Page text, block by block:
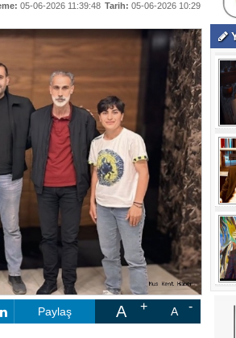
05-06-2026 11:39:48 Tarih: 05-06-2026 10:29
Paylaş A A